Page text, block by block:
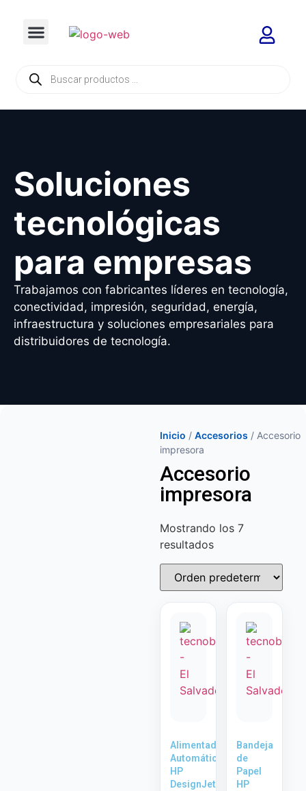
Soluciones
tecnológicas
para empresas
Trabajamos con fabricantes líderes en tecnología,
conectividad, impresión, seguridad, energía,
infraestructura y soluciones empresariales para
distribuidores de tecnología.
Inicio / Accesorios / Accesorio
impresora
Accesorio
impresora
Mostrando los 7
resultados
Alimentador
Automático
HP
DesignJet
Bandeja
de
Papel
HP